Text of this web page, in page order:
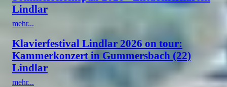
Lindlar
mehr...
Klavierfestival Lindlar 2026 on tour:
Kammerkonzert in Gummersbach (22)
Lindlar
mehr...